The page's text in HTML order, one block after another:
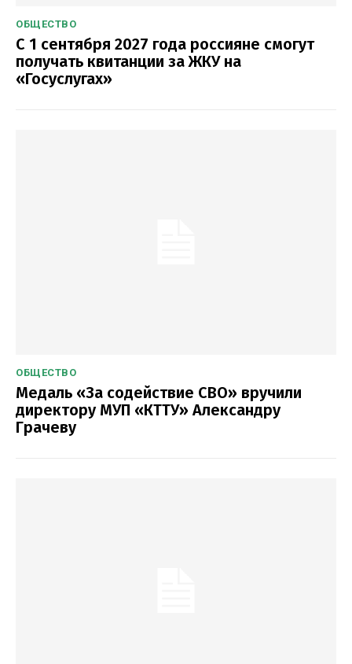
ОБЩЕСТВО
С 1 сентября 2027 года россияне смогут
получать квитанции за ЖКУ на
«Госуслугах»
ОБЩЕСТВО
Медаль «За содействие СВО» вручили
директору МУП «КТТУ» Александру
Грачеву